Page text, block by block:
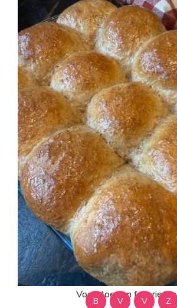
Voeg toe aan favorieten
B V V Z